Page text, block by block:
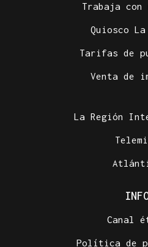
Trabaja con
Quiosco La
Tarifas de
Venta de
La Región
Canal
Política de